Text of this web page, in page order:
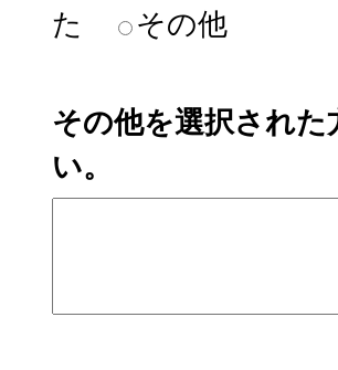
た
その他
その他を選択され
い。